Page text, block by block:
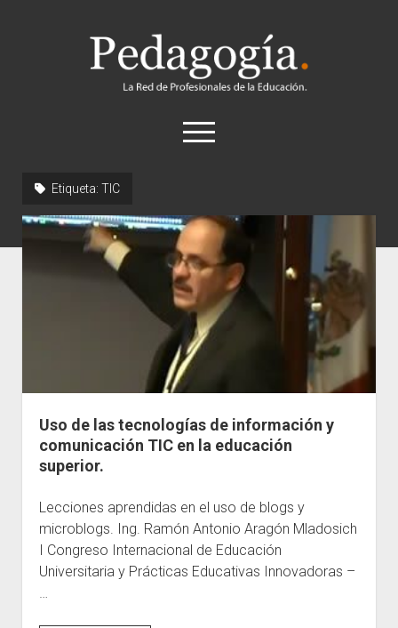
Pedagogía
abrir
el
Historia
Concepto
Entrevistas
Destacados
Biografías
Recursos
General
Escuelas
Contacto
Etiqueta: TIC
Uso de las tecnologías de información y
comunicación TIC en la educación
superior.
Lecciones aprendidas en el uso de blogs y
microblogs. Ing. Ramón Antonio Aragón Mladosich
I Congreso Internacional de Educación
Universitaria y Prácticas Educativas Innovadoras –